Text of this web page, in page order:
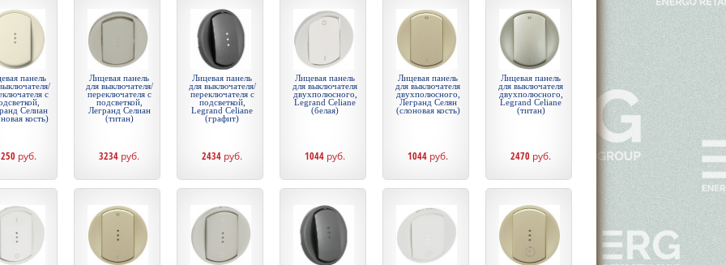
панель
с
Селиан
кость)
руб.
Лицевая панель
для выключателя/
переключателя с
подсветкой,
Легранд Селиан
(титан)
3234 руб.
Лицевая панель
для выключателя/
переключателя с
подсветкой,
Legrand Celiane
(графит)
2434 руб.
Лицевая панель
для выключателя
двухполюсного,
Legrand Celiane
(белая)
1044 руб.
Лицевая панель
для выключателя
двухполюсного,
Легранд Селян
(слоновая кость)
1044 руб.
Лицевая панель
для выключателя
двухполюсного,
Legrand Celiane
(титан)
2470 руб.